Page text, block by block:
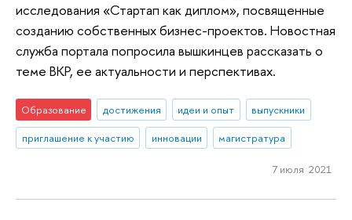
исследования «Стартап как диплом», посвященные
созданию собственных бизнес-проектов. Новостная
служба портала попросила вышкинцев рассказать о
теме ВКР, ее актуальности и перспективах.
Образование достижения идеи и опыт
выпускники
приглашение к участию
инновации магистратура
7 июля 2021